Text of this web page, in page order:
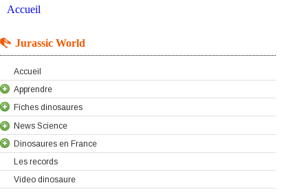
Accueil
Jurassic World
Accueil
Apprendre
Fiches dinosaures
News Science
Dinosaures en France
Les records
Video dinosaure